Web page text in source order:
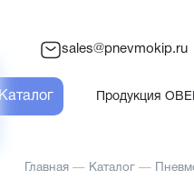
sales@pnevmokip.ru
Каталог Продукция
Главная — Каталог —